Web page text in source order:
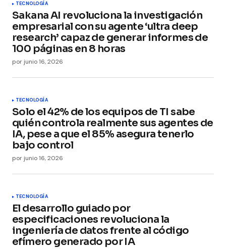
Your Name
Your E-mail*
Guarda mi nombre, correo electrónico y web en
comente.
Submit Comment
TECNOLOGÍA
Sakana AI revoluciona la investigación
empresarial con su agente ‘ultra deep
research’ capaz de generar informes de
100 páginas en 8 horas
por junio 16, 2026
TECNOLOGÍA
Solo el 42% de los equipos de TI sabe
quién controla realmente sus agentes de
IA, pese a que el 85% asegura tenerlo
bajo control
por junio 16, 2026
TECNOLOGÍA
El desarrollo guiado por
especificaciones revoluciona la
ingeniería de datos frente al código
efímero generado por IA